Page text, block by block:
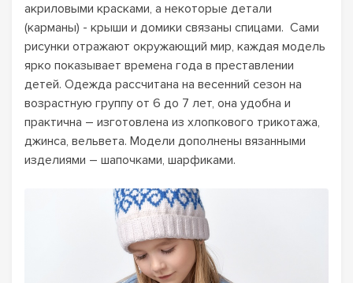
акриловыми красками, а некоторые детали
(карманы) - крыши и домики связаны спицами.  Сами
рисунки отражают окружающий мир, каждая модель
ярко показывает времена года в преставлении
детей. Одежда рассчитана на весенний сезон на
возрастную группу от 6 до 7 лет, она удобна и
практична – изготовлена из хлопкового трикотажа,
джинса, вельвета. Модели дополнены вязанными
изделиями – шапочками, шарфиками.